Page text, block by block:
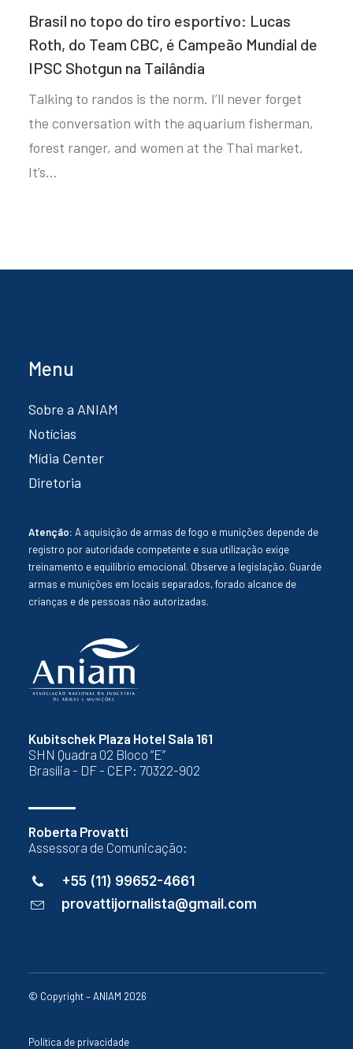
Brasil no topo do tiro esportivo: Lucas
Roth, do Team CBC, é Campeão Mundial de
IPSC Shotgun na Tailândia
Talking to randos is the norm. I’ll never forget
the conversation with the aquarium fisherman,
forest ranger, and women at the Thai market.
It’s…
Kubitschek Plaza Hotel Sala 161
SHN Quadra 02 Bloco “E”
Brasília - DF - CEP: 70322-902
Roberta Provatti
Assessora de Comunicação:
+55 (11) 99652-4661
provattijornalista@gmail.com
Menu
Sobre a ANIAM
Notícias
Mídia Center
Diretoria
Atenção: A aquisição de armas de fogo e munições depende de
registro por autoridade competente e sua utilização exige
treinamento e equilíbrio emocional. Observe a legislação. Guarde
armas e munições em locais separados, forado alcance de
crianças e de pessoas não autorizadas.
© Copyright – ANIAM 2026
Política de privacidade